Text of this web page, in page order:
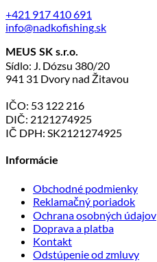
+421 917 410 691
info@nadkofishing.sk
MEUS SK s.r.o.
Sídlo: J. Dózsu 380/20
941 31 Dvory nad Žitavou
IČO: 53 122 216
DIČ: 2121274925
IČ DPH: SK2121274925
Informácie
Obchodné podmienky
Reklamačný poriadok
Ochrana osobných údajov
Doprava a platba
Kontakt
Odstúpenie od zmluvy